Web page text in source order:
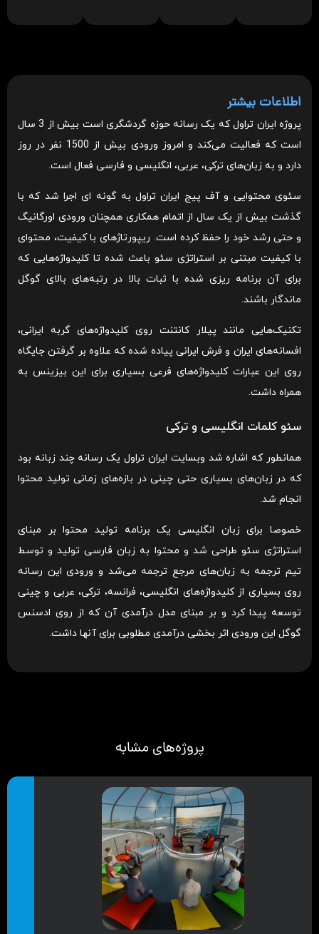
اطلاعات بیشتر
پروژه ایران تراول که یک رسانه حوزه گردشگری است بیش از 3 سال
است که فعالیت می‌کند و امروز ورودی بیش از 1500 نفر در روز
دارد و به زبان‌های ترکی، عربی، انگلیسی و فارسی فعال است.
سئوی محتوایی و آف پیج ایران تراول به گونه ای اجرا شد که با
گذشت بیش از یک سال از اتمام همکاری همچنان ورودی اورگانیگ
و حتی رشد خود را حفظ کرده است. ریپورتاژهای با کیفیت، محتوای
با کیفیت مبتنی بر استراتژی سئو باعث شده تا کلیدواژه‌هایی که
برای آن برنامه ریزی شده با ثبات بالا در رتبه‌های بالای گوگل
ماندگار باشند.
تکنیک‌هایی مانند پیلار کانتنت روی کلیدواژه‌های گربه ایرانی،
افسانه‌های ایران و فرش ایرانی پیاده شده که علاوه بر گرفتن جایگاه
روی این عبارات کلیدواژه‌های فرعی بسیاری برای این بیزینس به
همراه داشت.
سئو کلمات انگلیسی و ترکی
همانطور که اشاره شد وبسایت ایران تراول یک رسانه چند زبانه بود
که در زبان‌های بسیاری حتی چینی در بازه‌های زمانی تولید محتوا
انجام شد.
خصوصا برای زبان انگلیسی یک برنامه تولید محتوا بر مبنای
استراتژی سئو طراحی شد و محتوا به زبان فارسی تولید و توسط
تیم ترجمه به زبان‌های مرجع ترجمه می‌شد و ورودی این رسانه
روی بسیاری از کلیدواژه‌های انگلیسی، فرانسه، ترکی، عربی و چینی
توسعه پیدا کرد و بر مبنای مدل درآمدی آن که از روی ادسنس
گوگل این ورودی اثر بخشی درآمدی مطلوبی برای آنها داشت.
پروژه‌های مشابه